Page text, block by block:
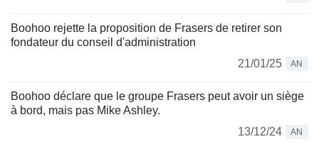
Boohoo rejette la proposition de Frasers de retirer son
fondateur du conseil d'administration
21/01/25
AN
Boohoo déclare que le groupe Frasers peut avoir un siège
à bord, mais pas Mike Ashley.
13/12/24
AN